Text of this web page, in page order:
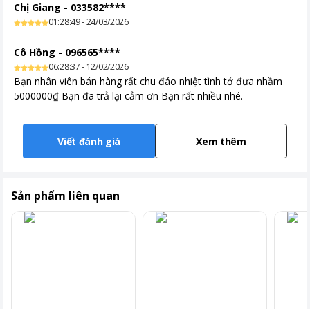
Lòng nồi của Cuckoo CR-0632 được tráng men chống dính dày
2mm, giúp ngăn ngừa tình trạng cơm bị cháy khét và bám dính
Chị Giang - 033582****
01:28:49 - 24/03/2026
Cô Hồng - 096565****
06:28:37 - 12/02/2026
Bạn nhân viên bán hàng rất chu đáo nhiệt tình tớ đưa nhầm
5000000₫ Bạn đã trả lại cảm ơn Bạn rất nhiều nhé.
Viết đánh giá Xem thêm
Sản phẩm liên quan